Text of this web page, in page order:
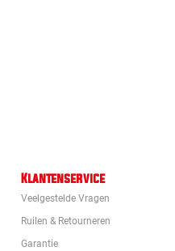
Klantenservice
Veelgestelde Vragen
Ruilen & Retourneren
Garantie